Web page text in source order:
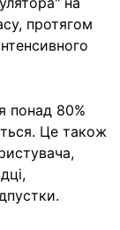
протягом
понад 80%
Це також